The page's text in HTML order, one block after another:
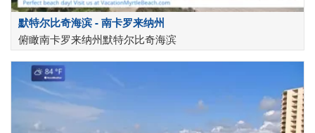
默特尔比奇海滨 - 南卡罗来纳州
俯瞰南卡罗来纳州默特尔比奇海滨